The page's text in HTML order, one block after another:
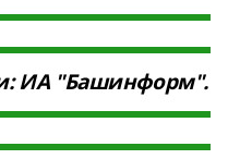
ИА "Башинформ".